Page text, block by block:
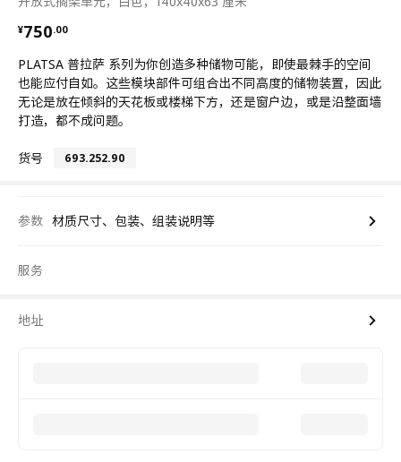
¥750.00
¥ 750.00
PLATSA 普拉萨 系列为你创造多种储物可能，即使最棘手的空间
也能应付自如。这些模块部件可组合出不同高度的储物装置，因此
无论是放在倾斜的天花板或楼梯下方，还是窗户边，或是沿整面墙
打造，都不成问题。
货号 693.252.90
参数 材质尺寸、包装、组装说明等
服务
地址